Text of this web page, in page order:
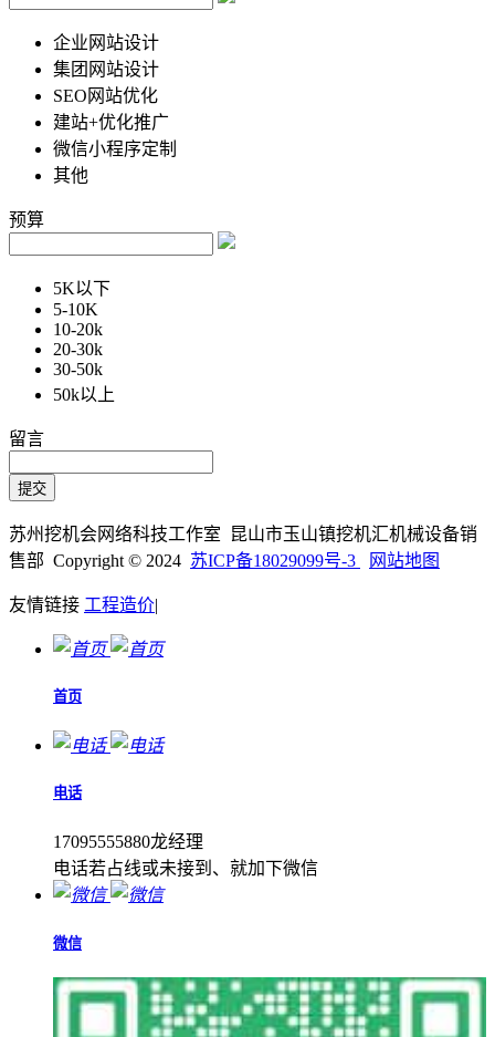
企业网站设计
集团网站设计
SEO网站优化
建站+优化推广
微信小程序定制
其他
预算
5K以下
5-10K
10-20k
20-30k
30-50k
50k以上
留言
苏州挖机会网络科技工作室 昆山市玉山镇挖机汇机械设备销
售部 Copyright © 2024 苏ICP备18029099号-3 网站地图
友情链接 工程造价|
首页
电话
17095555880龙经理
电话若占线或未接到、就加下微信
微信